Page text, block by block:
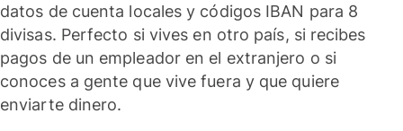
datos de cuenta locales y códigos IBAN para 8
divisas. Perfecto si vives en otro país, si recibes
pagos de un empleador en el extranjero o si
conoces a gente que vive fuera y que quiere
enviarte dinero.